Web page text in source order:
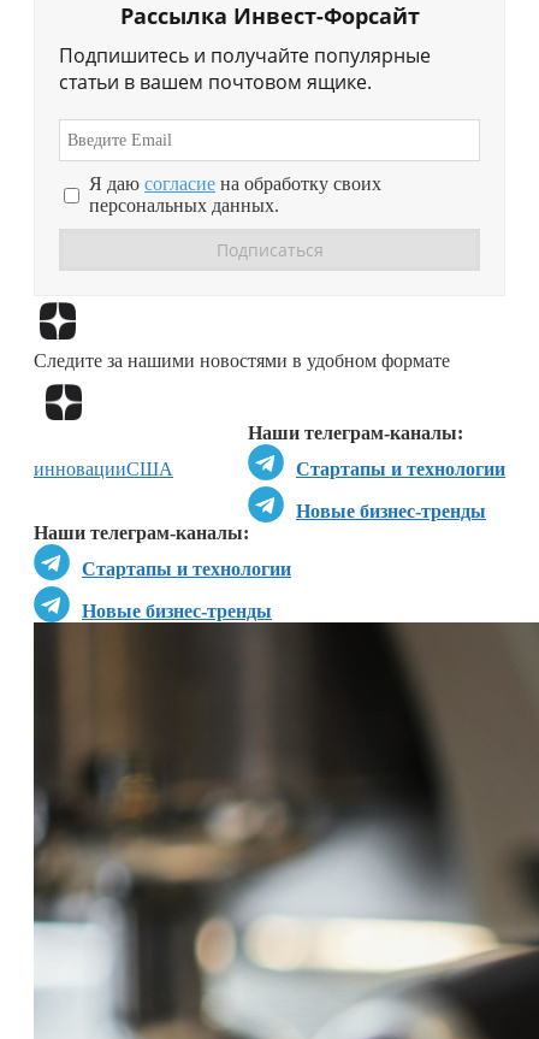
Рассылка Инвест-Форсайт
Подпишитесь и получайте популярные
статьи в вашем почтовом ящике.
Я даю согласие на обработку своих
персональных данных.
Следите за нашими новостями в удобном формате
Наши телеграм-каналы:
Стартапы и технологии
Новые бизнес-тренды
Наши телеграм-каналы:
Стартапы и технологии
Новые бизнес-тренды
инновацииСША